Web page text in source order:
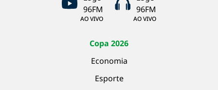
AO VIVO AO VIVO
Copa 2026
Economia
Esporte